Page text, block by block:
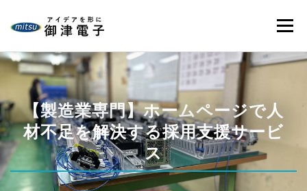
ン
ツ
ス
キ
ッ
プ
メニュ
HOME 当社の強み 御津電子の品質
会社情報 製品事例 改善動画 ブログ
お問い合わせ
【製造業専門】ホームページで人
材不足を解決する採用支援サービ
ス